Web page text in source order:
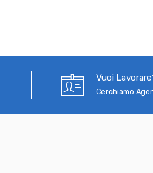
Vuoi
Cerchiamo